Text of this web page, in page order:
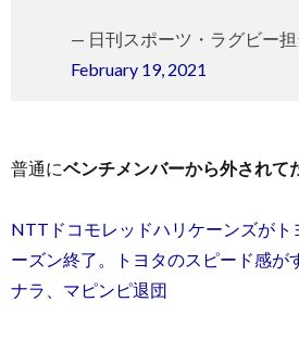
— 日刊スポーツ・ラグビー担
February 19, 2021
普通にベンチメンバーから外されて
NTTドコモレッドハリケーンズがト
ーズン終了。トヨタのスピード感が
ナラ、マピンピ退団